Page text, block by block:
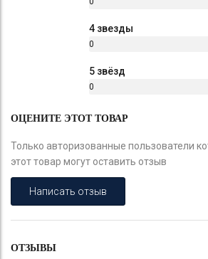
4 звезды
0
5 звёзд
0
ОЦЕНИТЕ ЭТОТ ТОВАР
Только авторизованные пользователи
этот товар могут оставить отзыв
Написать отзыв
ОТЗЫВЫ